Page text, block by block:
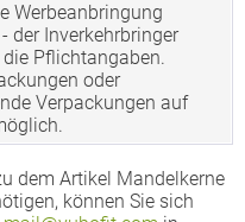
Werbeanbringung
der Inverkehrbringer
Pflichtangaben.
oder
Verpackungen auf
dem Artikel Mandelkerne
können Sie sich